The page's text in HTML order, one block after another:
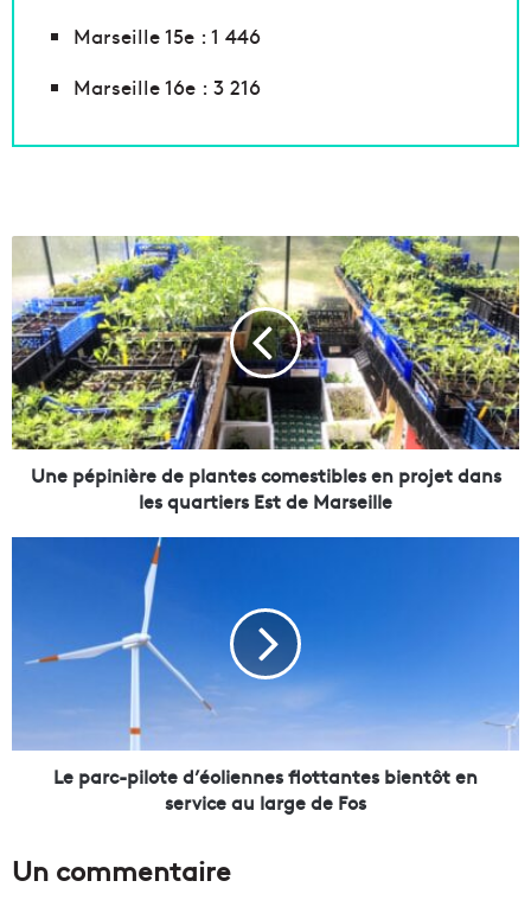
Marseille 15e : 1 446
Marseille 16e : 3 216
n
e
p
é
p
i
n
i
s
s
Une pépinière de plantes comestibles en projet dans
les quartiers Est de Marseille
i
d
Le parc-pilote d’éoliennes flottantes bientôt en
service au large de Fos
Un commentaire